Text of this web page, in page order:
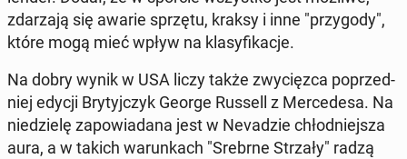
zda­rza­ją się awarie sprzętu, kraksy i inne "przy­go­dy",
które mogą mieć wpływ na kla­sy­fi­ka­cje.
Na dobry wynik w USA liczy także zwy­cięz­ca po­przed­
niej edycji Bry­tyj­czyk George Russell z Mer­ce­de­sa. Na
nie­dzie­lę za­po­wia­da­na jest w Ne­va­dzie chłod­niej­sza
aura, a w takich wa­run­kach "Srebrne Strzały" radzą